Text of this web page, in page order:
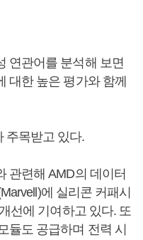
연관어를 분석해 보면
대한 높은 평가와 함께
주목받고 있다.
관련해 AMD의 데이터
에 실리콘 커패시
선에 기여하고 있다. 또
듈도 공급하며 전력 시